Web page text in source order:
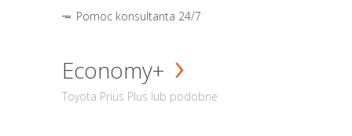
Pomoc konsultanta 24/7
Economy+
Toyota Prius Plus lub podobne